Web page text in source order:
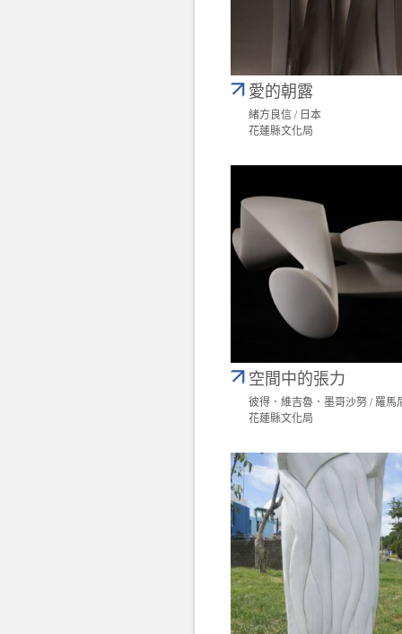
愛的朝露
緒方良信 / 日本
花蓮縣文化局
空間中的張力
彼得．維吉魯．墨哥沙努 / 羅馬
花蓮縣文化局